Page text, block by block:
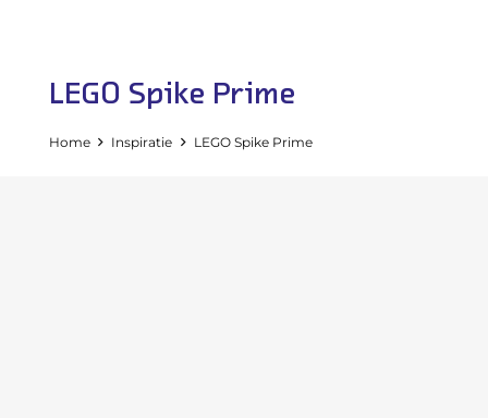
LEGO Spike Prime
Home Inspiratie LEGO Spike Prime